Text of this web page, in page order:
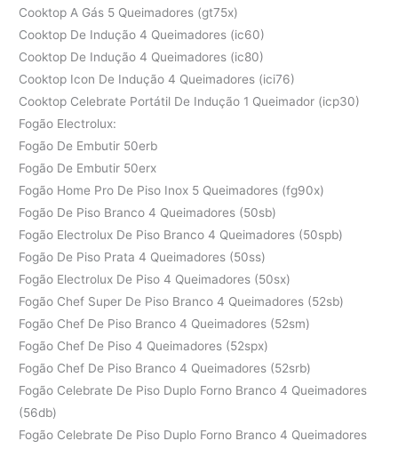
Cooktop A Gás 5 Queimadores (gt75x)
Cooktop De Indução 4 Queimadores (ic60)
Cooktop De Indução 4 Queimadores (ic80)
Cooktop Icon De Indução 4 Queimadores (ici76)
Cooktop Celebrate Portátil De Indução 1 Queimador (icp30)
Fogão Electrolux:
Fogão De Embutir 50erb
Fogão De Embutir 50erx
Fogão Home Pro De Piso Inox 5 Queimadores (fg90x)
Fogão De Piso Branco 4 Queimadores (50sb)
Fogão Electrolux De Piso Branco 4 Queimadores (50spb)
Fogão De Piso Prata 4 Queimadores (50ss)
Fogão Electrolux De Piso 4 Queimadores (50sx)
Fogão Chef Super De Piso Branco 4 Queimadores (52sb)
Fogão Chef De Piso Branco 4 Queimadores (52sm)
Fogão Chef De Piso 4 Queimadores (52spx)
Fogão Chef De Piso Branco 4 Queimadores (52srb)
Fogão Celebrate De Piso Duplo Forno Branco 4 Queimadores
(56db)
Fogão Celebrate De Piso Duplo Forno Branco 4 Queimadores